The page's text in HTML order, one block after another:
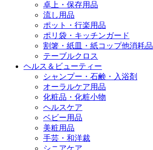
卓上・保存用品
流し用品
ポット・行楽用品
ポリ袋・キッチンガード
割箸・紙皿・紙コップ他消耗品
テーブルクロス
ヘルス＆ビューティー
シャンプー・石鹸・入浴剤
オーラルケア用品
化粧品・化粧小物
ヘルスケア
ベビー用品
美粧用品
手芸・和洋裁
シニアケア